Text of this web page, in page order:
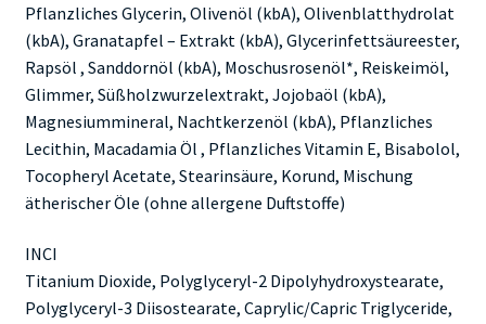
Pflanzliches Glycerin, Olivenöl (kbA), Olivenblatthydrolat
(kbA), Granatapfel – Extrakt (kbA), Glycerinfettsäureester,
Rapsöl , Sanddornöl (kbA), Moschusrosenöl*, Reiskeimöl,
Glimmer, Süßholzwurzelextrakt, Jojobaöl (kbA),
Magnesiummineral, Nachtkerzenöl (kbA), Pflanzliches
Lecithin, Macadamia Öl , Pflanzliches Vitamin E, Bisabolol,
Tocopheryl Acetate, Stearinsäure, Korund, Mischung
ätherischer Öle (ohne allergene Duftstoffe)
INCI
Titanium Dioxide, Polyglyceryl-2 Dipolyhydroxystearate,
Polyglyceryl-3 Diisostearate, Caprylic/Capric Triglyceride,